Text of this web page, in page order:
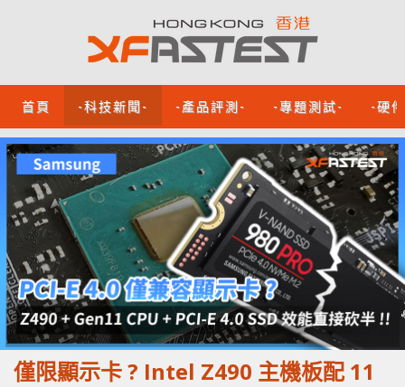
首頁 -科技新聞- -產品評測- -專題測試- -硬
僅限顯示卡 ? Intel Z490 主機板配 11